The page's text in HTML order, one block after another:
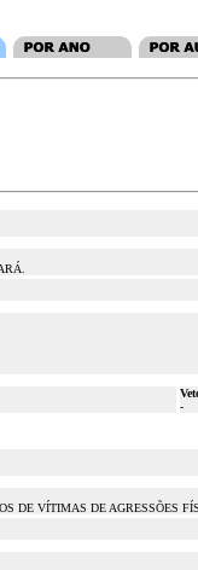
-
DE VÍTIMAS DE AGRESSÕES